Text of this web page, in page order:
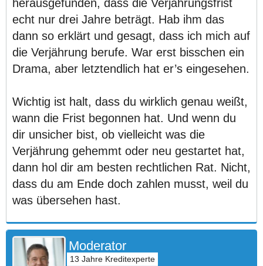
herausgefunden, dass die Verjährungsfrist
echt nur drei Jahre beträgt. Hab ihm das
dann so erklärt und gesagt, dass ich mich auf
die Verjährung berufe. War erst bisschen ein
Drama, aber letztendlich hat er’s eingesehen.
Wichtig ist halt, dass du wirklich genau weißt,
wann die Frist begonnen hat. Und wenn du
dir unsicher bist, ob vielleicht was die
Verjährung gehemmt oder neu gestartet hat,
dann hol dir am besten rechtlichen Rat. Nicht,
dass du am Ende doch zahlen musst, weil du
was übersehen hast.
Moderator